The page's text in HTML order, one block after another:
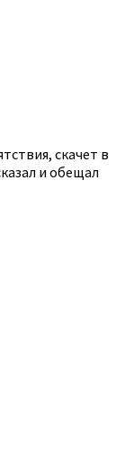
скачет в
и обещал